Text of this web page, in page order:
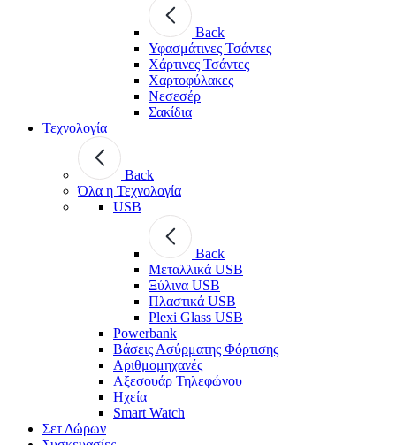
Back
Υφασμάτινες Τσάντες
Χάρτινες Τσάντες
Χαρτοφύλακες
Νεσεσέρ
Σακίδια
Τεχνολογία
Back
Όλα η Τεχνολογία
USB
Back
Μεταλλικά USB
Ξύλινα USB
Πλαστικά USB
Plexi Glass USB
Powerbank
Βάσεις Ασύρματης Φόρτισης
Αριθμομηχανές
Αξεσουάρ Τηλεφώνου
Ηχεία
Smart Watch
Σετ Δώρων